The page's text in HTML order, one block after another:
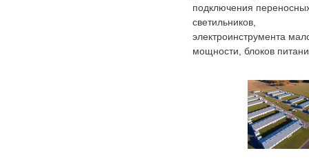
подключения
светильников,
электроинструмента
мощности, блоков